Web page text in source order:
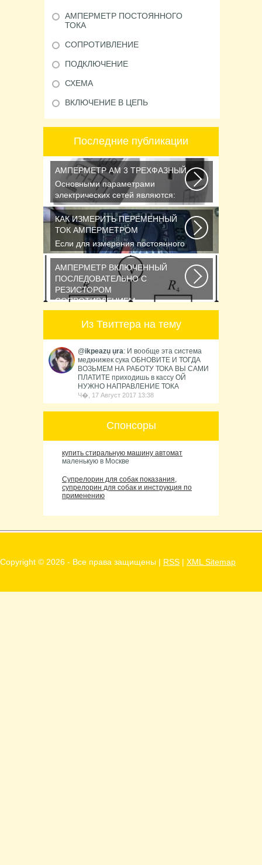
АМПЕРМЕТР ПОСТОЯННОГО
ТОКА
СОПРОТИВЛЕНИЕ
ПОДКЛЮЧЕНИЕ
СХЕМА
ВКЛЮЧЕНИЕ В ЦЕПЬ
Последние публикации
АМПЕРМЕТР АМ 3 ТРЕХФАЗНЫЙ
Основными параметрами
электрических сетей являются:
действующее значение...
КАК ИЗМЕРИТЬ ПЕРЕМЕННЫЙ
ТОК АМПЕРМЕТРОМ
Если для измерения постоянного
напряжения Вы пользуетесь
вольтметром с...
АМПЕРМЕТР ВКЛЮЧЕННЫЙ
ПОСЛЕДОВАТЕЛЬНО С
РЕЗИСТОРОМ
СОПРОТИВЛЕНИЕМ
сопротивлений Возьмем три
Из Твиттера на тему
@ikpeazụ ụra: И вообще эта система
медкнижек сука ОБНОВИТЕ И ТОГДА
ВОЗЬМЕМ НА РАБОТУ ТОКА ВЫ САМИ
ПЛАТИТЕ приходишь в кассу ОЙ
НУЖНО НАПРАВЛЕНИЕ ТОКА
Ч�, 17 Август 2017 13:38
Спонсоры
купить стиральную машину автомат
маленькую в Москве
Супрелорин для собак показания,
супрелорин для собак и инструкция по
применению
Copyright © 2026 - Все права защищены | RSS | XML Sitemap